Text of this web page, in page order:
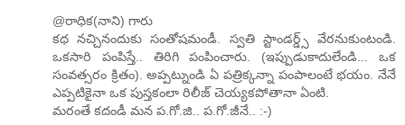
@రాధిక(నాని) గారు
కధ నచ్చినందుకు సంతోషమండీ. స్వతి స్టాండర్డ్స్ వేరనుకుంటండి.
ఒకసారి పంపిస్తే.. తిరిగి పంపించారు. (ఇప్పుడుకాదులేండి... ఒక
సంవత్సరం క్రితం). అప్పట్నుండి ఏ పత్రిక్కన్నా పంపాలంటే భయం. నేనే
ఎప్పటికైనా ఒక పుస్తకంలా రిలీజ్ చెయ్యకపోతానా ఏంటి.
మరంతే కదండీ మన ప.గో.జి.. ప.గో.జీనే.. :-)